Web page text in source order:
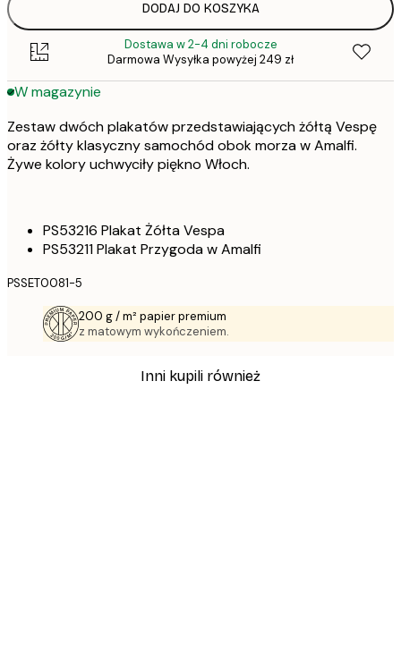
DODAJ DO KOSZYKA
Dostawa w 2-4 dni robocze
Darmowa Wysyłka powyżej 249 zł
W magazynie
Zestaw dwóch plakatów przedstawiających żółtą Vespę
oraz żółty klasyczny samochód obok morza w Amalfi.
Żywe kolory uchwyciły piękno Włoch.
PS53216 Plakat Żółta Vespa
PS53211 Plakat Przygoda w Amalfi
PSSET0081-5
200 g / m² papier premium
z matowym wykończeniem.
Inni kupili również